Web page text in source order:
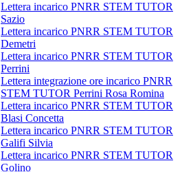
Lettera incarico PNRR STEM TUTOR
Sazio
Lettera incarico PNRR STEM TUTOR
Demetri
Lettera incarico PNRR STEM TUTOR
Perrini
Lettera integrazione ore incarico PNRR
STEM TUTOR Perrini Rosa Romina
Lettera incarico PNRR STEM TUTOR
Blasi Concetta
Lettera incarico PNRR STEM TUTOR
Galifi Silvia
Lettera incarico PNRR STEM TUTOR
Golino